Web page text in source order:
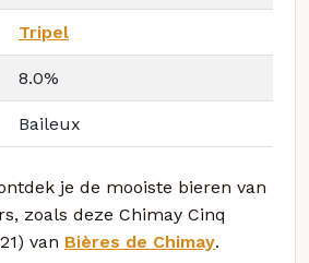
Tripel
8.0%
Baileux
je de mooiste bieren van
zoals deze Chimay Cinq
van Bières de Chimay.